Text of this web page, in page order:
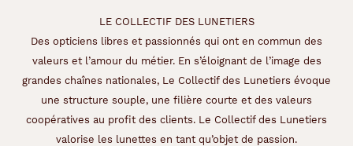
LE COLLECTIF DES LUNETIERS
Des opticiens libres et passionnés qui ont en commun des
valeurs et l’amour du métier. En s’éloignant de l’image des
grandes chaînes nationales, Le Collectif des Lunetiers évoque
une structure souple, une filière courte et des valeurs
coopératives au profit des clients. Le Collectif des Lunetiers
valorise les lunettes en tant qu’objet de passion.